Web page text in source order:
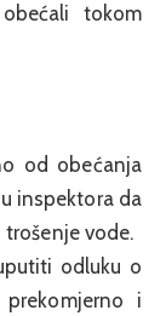
tokom
od obećanja
inspektora da
vode.
odluku o
i